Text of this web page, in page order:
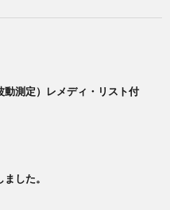
動測定）レメディ・リスト付
した。